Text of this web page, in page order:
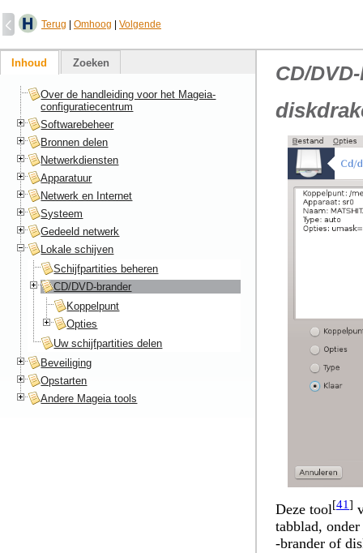
Terug Omhoog Volgende
CD/
Deze tool[41]
tabblad,
-brander of
Inhoud Zoeken
Over de handleiding voor het Mageia-
configuratiecentrum
Softwarebeheer
Bronnen delen
Netwerkdiensten
Apparatuur
Netwerk en Internet
Systeem
Gedeeld netwerk
Lokale schijven
Schijfpartities beheren
CD/DVD-brander
Koppelpunt
Opties
Uw schijfpartities delen
Beveiliging
Opstarten
Andere Mageia tools